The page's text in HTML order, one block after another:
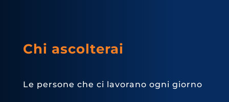
Chi ascolterai
Le persone che ci lavorano ogni giorno